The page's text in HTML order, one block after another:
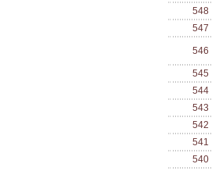
548
547
546
545
544
543
542
541
540